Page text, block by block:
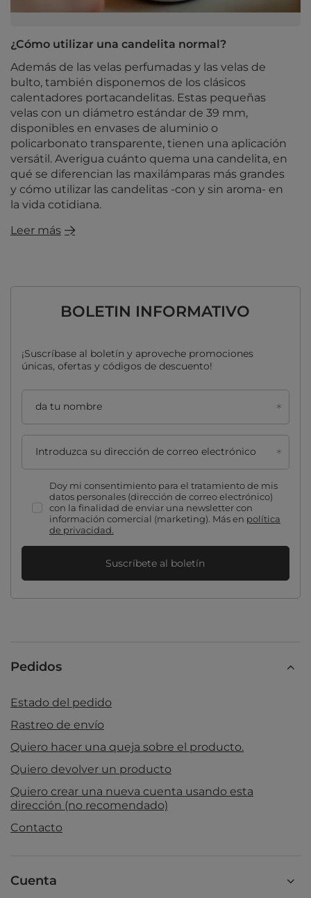
¿Cómo utilizar una candelita normal?
Además de las velas perfumadas y las velas de
bulto, también disponemos de los clásicos
calentadores portacandelitas. Estas pequeñas
velas con un diámetro estándar de 39 mm,
disponibles en envases de aluminio o
policarbonato transparente, tienen una aplicación
versátil. Averigua cuánto quema una candelita, en
qué se diferencian las maxilámparas más grandes
y cómo utilizar las candelitas -con y sin aroma- en
la vida cotidiana.
Leer más
BOLETIN INFORMATIVO
¡Suscríbase al boletín y aproveche promociones
únicas, ofertas y códigos de descuento!
da tu nombre
Introduzca su dirección de correo electrónico
Doy mi consentimiento para el tratamiento de mis
datos personales (dirección de correo electrónico)
con la finalidad de enviar una newsletter con
información comercial (marketing). Más en política
de privacidad.
Suscríbete al boletín
Pedidos
Estado del pedido
Rastreo de envío
Quiero hacer una queja sobre el producto.
Quiero devolver un producto
Quiero crear una nueva cuenta usando esta
dirección (no recomendado)
Contacto
Cuenta